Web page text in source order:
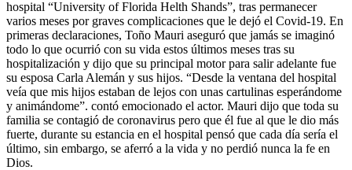
hospital “University of Florida Helth Shands”, tras permanecer
varios meses por graves complicaciones que le dejó el Covid-19. En
primeras declaraciones, Toño Mauri aseguró que jamás se imaginó
todo lo que ocurrió con su vida estos últimos meses tras su
hospitalización y dijo que su principal motor para salir adelante fue
su esposa Carla Alemán y sus hijos. “Desde la ventana del hospital
veía que mis hijos estaban de lejos con unas cartulinas esperándome
y animándome”. contó emocionado el actor. Mauri dijo que toda su
familia se contagió de coronavirus pero que él fue al que le dio más
fuerte, durante su estancia en el hospital pensó que cada día sería el
último, sin embargo, se aferró a la vida y no perdió nunca la fe en
Dios.